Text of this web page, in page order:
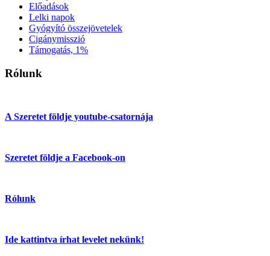
Előadások
Lelki napok
Gyógyító összejövetelek
Cigánymisszió
Támogatás, 1%
Rólunk
A Szeretet földje youtube-csatornája
Szeretet földje a Facebook-on
Rólunk
Ide kattintva írhat levelet nekünk!